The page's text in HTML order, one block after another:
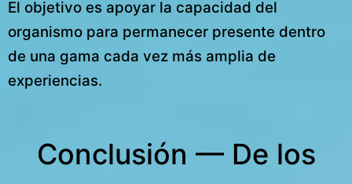
El objetivo es apoyar la capacidad del
organismo para permanecer presente dentro
de una gama cada vez más amplia de
experiencias.
Conclusión — De los